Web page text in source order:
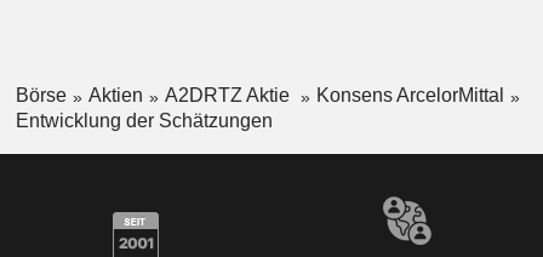
Börse Aktien A2DRTZ Aktie
Konsens ArcelorMittal
Entwicklung der Schätzungen